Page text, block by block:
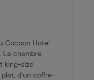
Cocoon Hotel
La chambre
king-size
d'un coffre-